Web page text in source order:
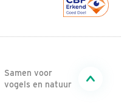
Samen voor
vogels en natuur